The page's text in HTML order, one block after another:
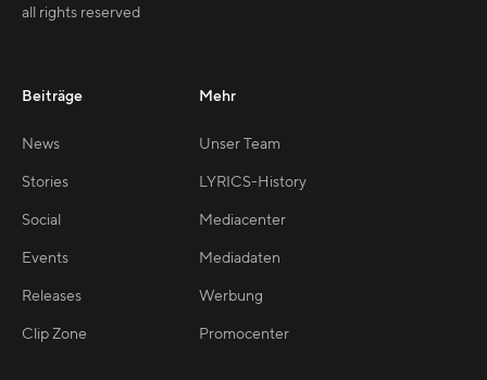
all rights reserved
Beiträge
News
Stories
Social
Events
Releases
Clip Zone
Mehr
Unser Team
LYRICS-History
Mediacenter
Mediadaten
Werbung
Promocenter